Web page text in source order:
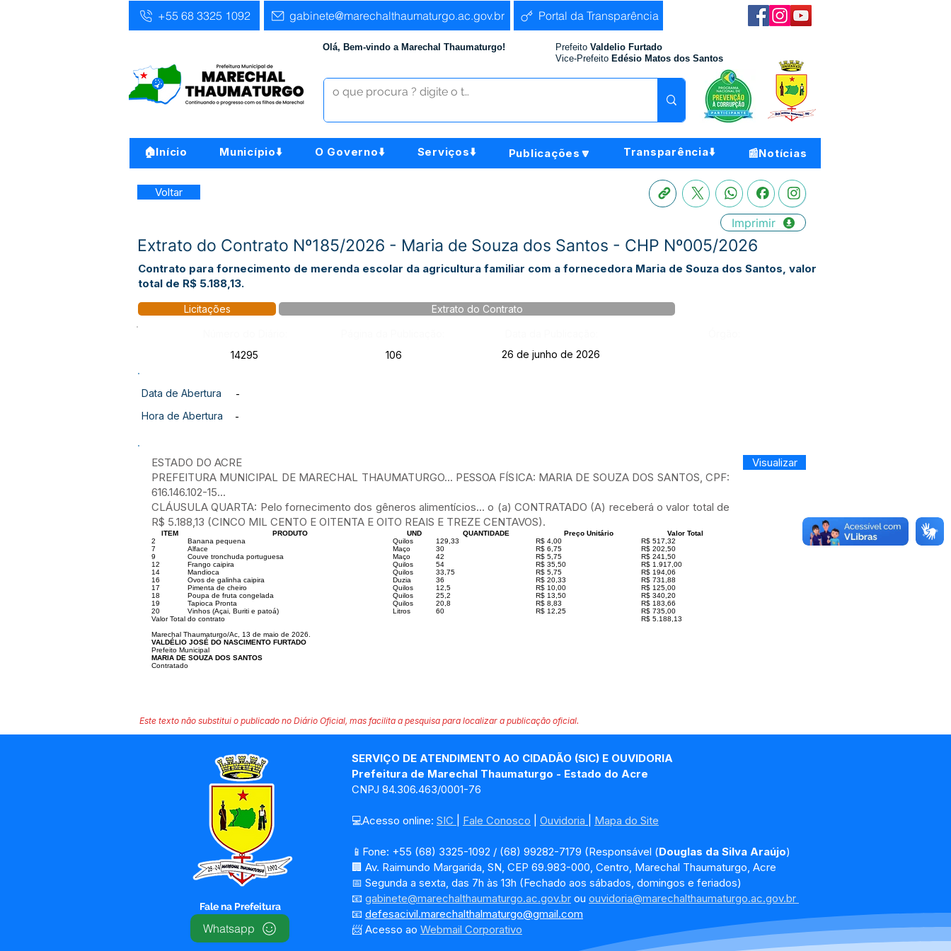
+55 68 3325 1092 gabinete@marechalthaumaturgo.ac.gov.br Portal da Transparência
Olá, Bem-vindo a Marechal Thaumaturgo! Prefeito Valdelio Furtado
Vice-Prefeito Edésio Matos dos Santos
🏠Início Município⬇️ O Governo⬇️ Serviços⬇️ Publicações🔽 Transparência⬇️ 📰Notícias
Voltar
Imprimir
Extrato do Contrato Nº185/2026 - Maria de Souza dos Santos - CHP Nº005/2026
Contrato para fornecimento de merenda escolar da agricultura familiar com a fornecedora Maria de Souza dos Santos, valor
total de R$ 5.188,13.
Licitações Extrato do Contrato
14295
106 26 de junho de 2026
Data de Abertura
-
Hora de Abertura
-
ESTADO DO ACRE
PREFEITURA MUNICIPAL DE MARECHAL THAUMATURGO... PESSOA FÍSICA: MARIA DE SOUZA DOS SANTOS, CPF:
616.146.102-15...
CLÁUSULA QUARTA: Pelo fornecimento dos gêneros alimentícios... o (a) CONTRATADO (A) receberá o valor total de
R$ 5.188,13 (CINCO MIL CENTO E OITENTA E OITO REAIS E TREZE CENTAVOS).
ITEM PRODUTO UND QUANTIDADE Preço Unitário
Valor Total
2
Banana pequena Quilos 129,33 R$ 4,00
R$ 517,32
7
Alface Maço 30 R$ 6,75
R$ 202,50
9
Couve tronchuda portuguesa Maço 42 R$ 5,75
R$ 241,50
12
Frango caipira Quilos 54 R$ 35,50
R$ 1.917,00
14
Mandioca Quilos 33,75 R$ 5,75
R$ 194,06
16
Ovos de galinha caipira Duzia 36 R$ 20,33
R$ 731,88
17
Pimenta de cheiro Quilos 12,5 R$ 10,00
R$ 125,00
18
Poupa de fruta congelada Quilos 25,2 R$ 13,50
R$ 340,20
19
Tapioca Pronta Quilos 20,8 R$ 8,83
R$ 183,66
20
Vinhos (Açai, Buriti e patoá) Litros 60 R$ 12,25
R$ 735,00
Valor Total do contrato
R$ 5.188,13
Marechal Thaumaturgo/Ac, 13 de maio de 2026.
VALDÉLIO JOSÉ DO NASCIMENTO FURTADO
Prefeito Municipal
MARIA DE SOUZA DOS SANTOS
Contratado
Visualizar
Este texto não substitui o publicado no Diário Oficial, mas facilita a pesquisa para localizar a publicação oficial.
Fale na Prefeitura
Whatsapp
SERVIÇO DE ATENDIMENTO AO CIDADÃO (SIC) E OUVIDORIA
Prefeitura de Marechal Thaumaturgo - Estado do Acre
CNPJ 84.306.463/0001-76
💻Acesso online: SIC Fale Conosco Ouvidoria Mapa do Site
📱Fone: +55 (68) 3325-1092 / (68) 99282-7179 (Responsável (Douglas da Silva Araújo)
🏢 Av. Raimundo Margarida, SN, CEP 69.983-000, Centro, Marechal Thaumaturgo, Acre
📅 Segunda a sexta, das 7h às 13h (Fechado aos sábados, domingos e feriados)
📧 gabinete@marechalthaumaturgo.ac.gov.br ou ouvidoria@marechalthaumaturgo.ac.gov.br
📧 defesacivil.marechalthalmaturgo@gmail.com
📨 Acesso ao Webmail Corporativo